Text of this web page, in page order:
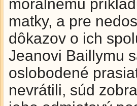
morálnemu
matky, a pre
dôkazov o ich
Jeanovi Baillymu
oslobodené
nevrátili, súd